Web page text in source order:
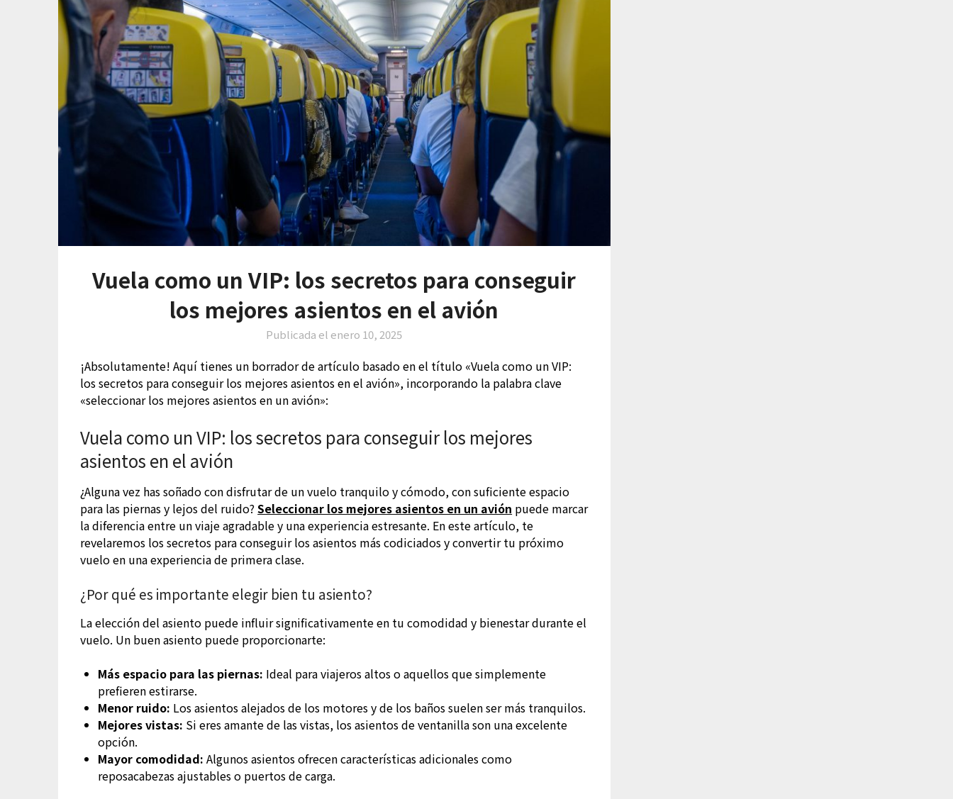
Vuela como un VIP: los secretos para conseguir
los mejores asientos en el avión
Publicada el enero 10, 2025
¡Absolutamente! Aquí tienes un borrador de artículo basado en el título «Vuela como un VIP:
los secretos para conseguir los mejores asientos en el avión», incorporando la palabra clave
«seleccionar los mejores asientos en un avión»:
Vuela como un VIP: los secretos para conseguir los mejores
asientos en el avión
¿Alguna vez has soñado con disfrutar de un vuelo tranquilo y cómodo, con suficiente espacio
para las piernas y lejos del ruido?Seleccionar los mejores asientos en un avión puede marcar
la diferencia entre un viaje agradable y una experiencia estresante. En este artículo, te
revelaremos los secretos para conseguir los asientos más codiciados y convertir tu próximo
vuelo en una experiencia de primera clase.
¿Por qué es importante elegir bien tu asiento?
La elección del asiento puede influir significativamente en tu comodidad y bienestar durante el
vuelo. Un buen asiento puede proporcionarte:
Más espacio para las piernas: Ideal para viajeros altos o aquellos que simplemente
prefieren estirarse.
Menor ruido: Los asientos alejados de los motores y de los baños suelen ser más tranquilos.
Mejores vistas: Si eres amante de las vistas, los asientos de ventanilla son una excelente
opción.
Mayor comodidad: Algunos asientos ofrecen características adicionales como
reposacabezas ajustables o puertos de carga.